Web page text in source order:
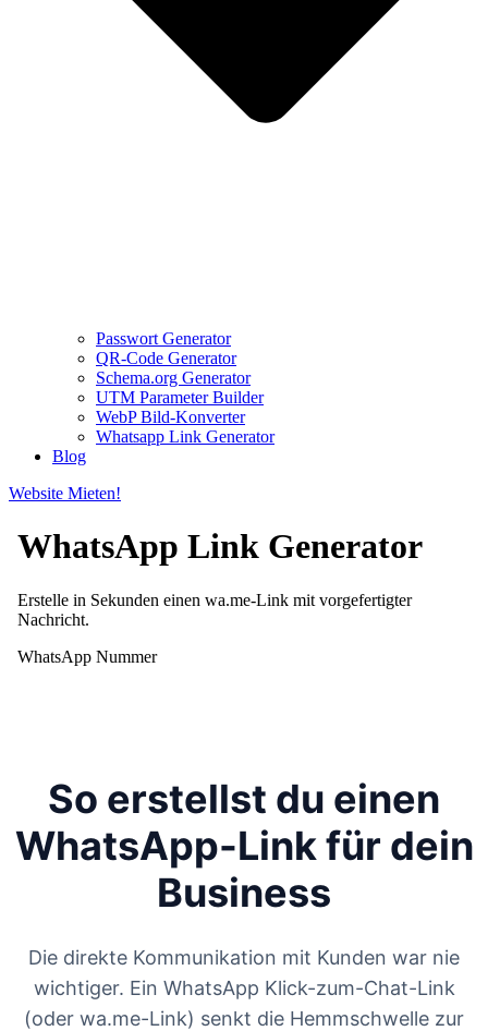
Passwort Generator
QR-Code Generator
Schema.org Generator
UTM Parameter Builder
WebP Bild-Konverter
Whatsapp Link Generator
Blog
Website Mieten!
So erstellst du einen
WhatsApp-Link für dein
Business
Die direkte Kommunikation mit Kunden war nie
wichtiger. Ein WhatsApp Klick-zum-Chat-Link
(oder wa.me-Link) senkt die Hemmschwelle zur